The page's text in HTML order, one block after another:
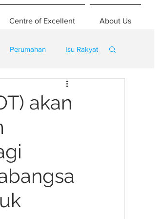
Centre of Excellent About Us
Perumahan Isu Rakyat
akan